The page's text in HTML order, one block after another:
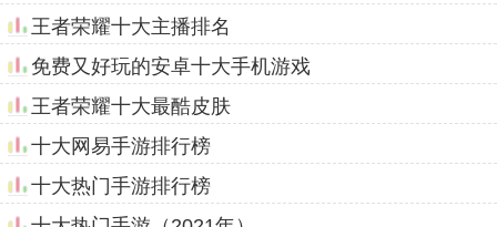
王者荣耀十大主播排名
免费又好玩的安卓十大手机游戏
王者荣耀十大最酷皮肤
十大网易手游排行榜
十大热门手游排行榜